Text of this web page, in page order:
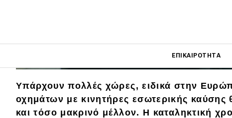
ΕΠΙΚΑΙΡΌΤΗΤΑ
Main navigation
Επικαιρότητα
Υπάρχουν πολλές χώρες, ειδικά στην
οχημάτων με κινητήρες εσωτερικής καύσης
και τόσο μακρινό μέλλον. Η καταληκτική